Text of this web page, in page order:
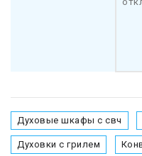
Духовые шкафы с свч
Духовки с грилем